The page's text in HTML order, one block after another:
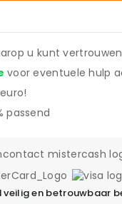
u kunt
voor eventuele hulp
passend
veilig en betrouwbaar